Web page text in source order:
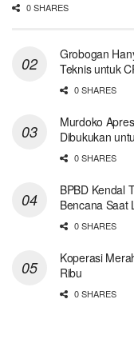
0 SHARES
Grobogan
Teknis untuk
0 SHARES
Murdoko
Dibukukan
0 SHARES
BPBD Kendal
Bencana Saat
0 SHARES
Koperasi
Ribu
0 SHARES